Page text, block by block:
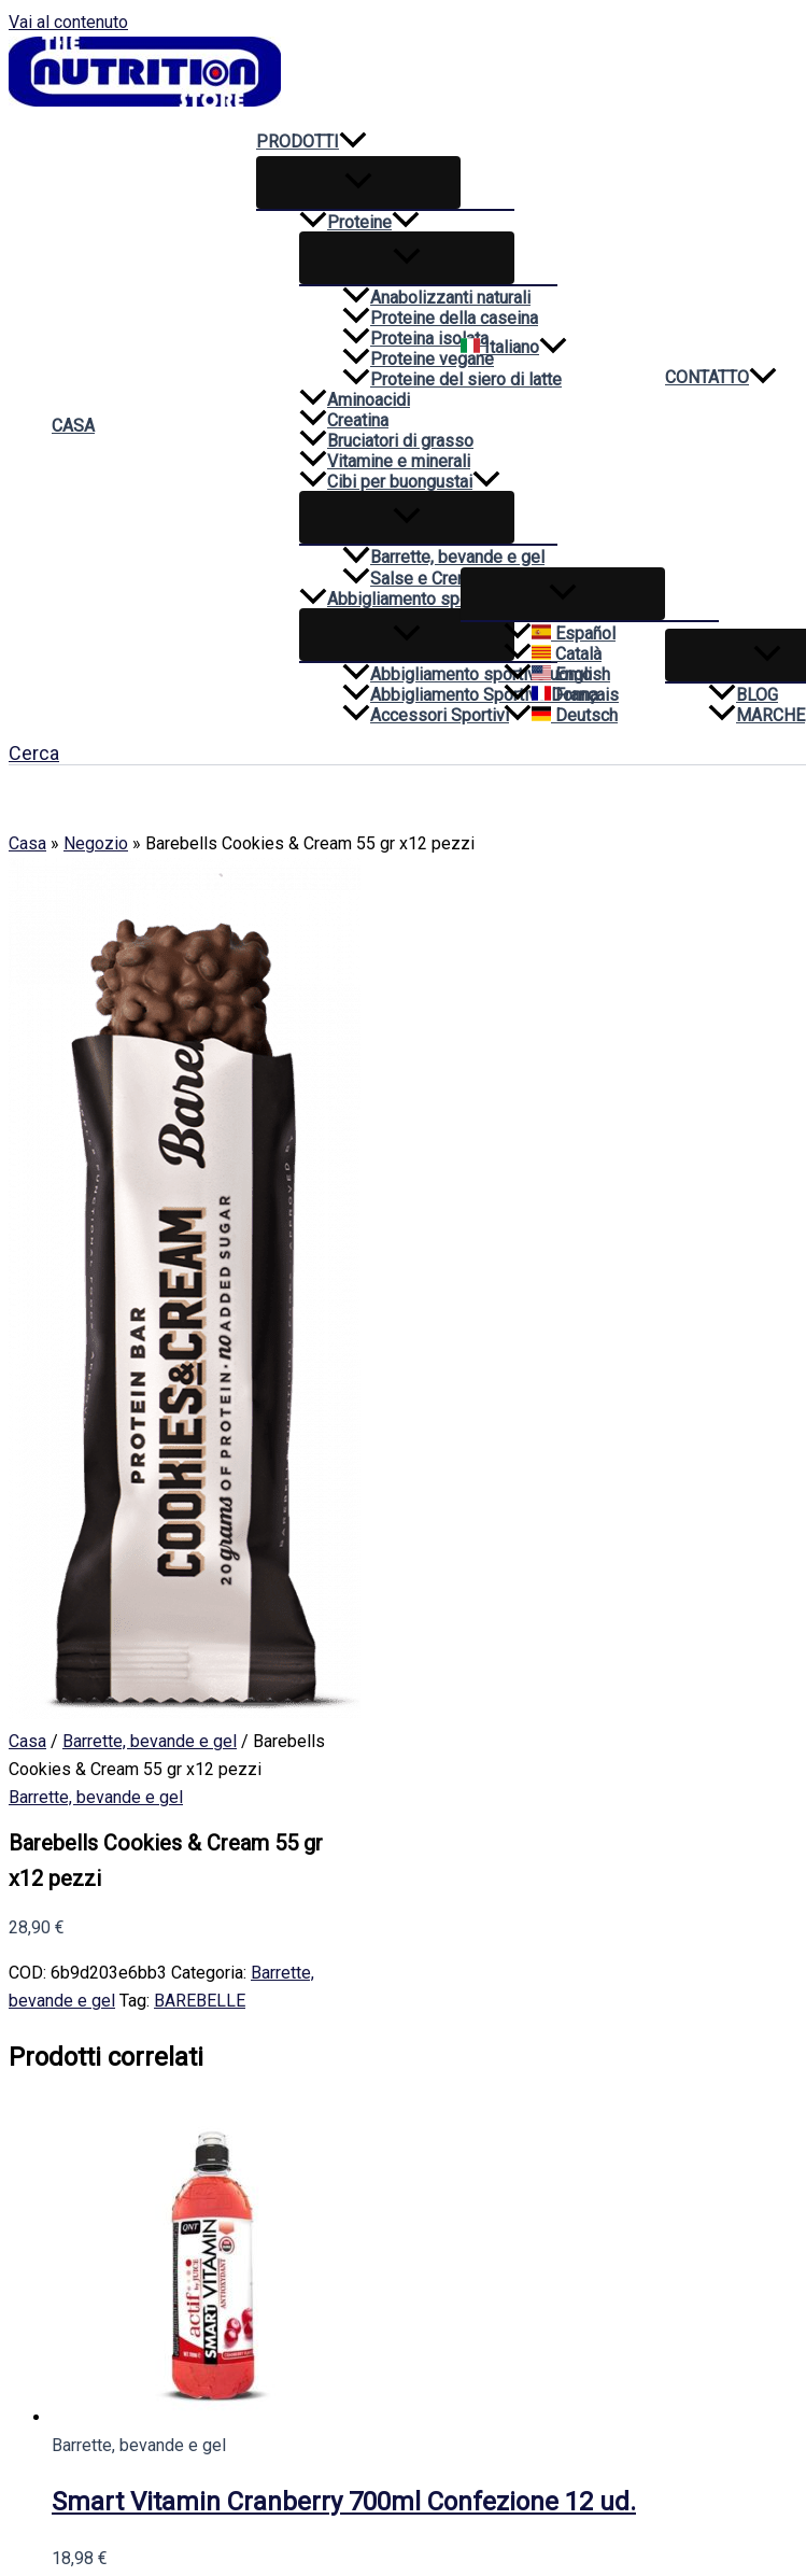
Vai al contenuto
CASA
PRODOTTI
Proteine
Anabolizzanti naturali
Proteine della caseina
Proteina isolata
Proteine vegane
Proteine del siero di latte
Aminoacidi
Creatina
Bruciatori di grasso
Vitamine e minerali
Cibi per buongustai
Barrette, bevande e gel
Salse e Creme
Abbigliamento sportivo
Abbigliamento sportivo uomo
Abbigliamento Sportivo Donna
Accessori Sportivi
Italiano
Español
Català
English
Français
Deutsch
CONTATTO
BLOG
MARCHE
Cerca
Casa » Negozio » Barebells Cookies & Cream 55 gr x12 pezzi
Casa / Barrette, bevande e gel / Barebells
Cookies & Cream 55 gr x12 pezzi
Barrette, bevande e gel
Barebells Cookies & Cream 55 gr
x12 pezzi
28,90 €
COD: 6b9d203e6bb3 Categoria: Barrette,
bevande e gel Tag: BAREBELLE
Prodotti correlati
Barrette, bevande e gel
Smart Vitamin Cranberry 700ml Confezione 12 ud.
18,98 €